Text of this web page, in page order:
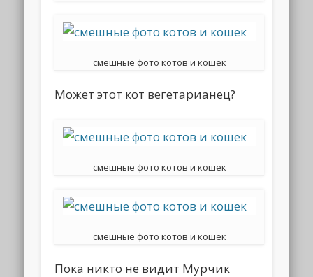
смешные фото котов и кошек
Может этот кот вегетарианец?
смешные фото котов и кошек
смешные фото котов и кошек
Пока никто не видит Мурчик